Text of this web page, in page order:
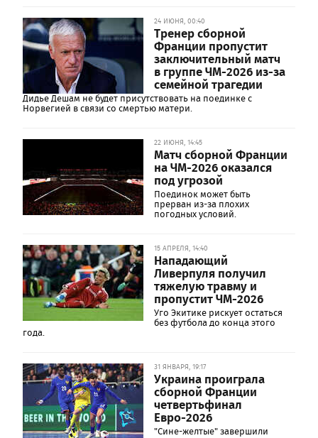
24 ИЮНЯ, 00:40
Тренер сборной
Франции пропустит
заключительный матч
в группе ЧМ-2026 из-за
семейной трагедии
Дидье Дешам не будет присутствовать на поединке с
Норвегией в связи со смертью матери.
22 ИЮНЯ, 14:45
Матч сборной Франции
на ЧМ-2026 оказался
под угрозой
Поединок может быть
прерван из-за плохих
погодных условий.
15 АПРЕЛЯ, 14:40
Нападающий
Ливерпуля получил
тяжелую травму и
пропустит ЧМ-2026
Уго Экитике рискует остаться
без футбола до конца этого
года.
31 ЯНВАРЯ, 19:17
Украина проиграла
сборной Франции
четвертьфинал
Евро-2026
"Сине-желтые" завершили